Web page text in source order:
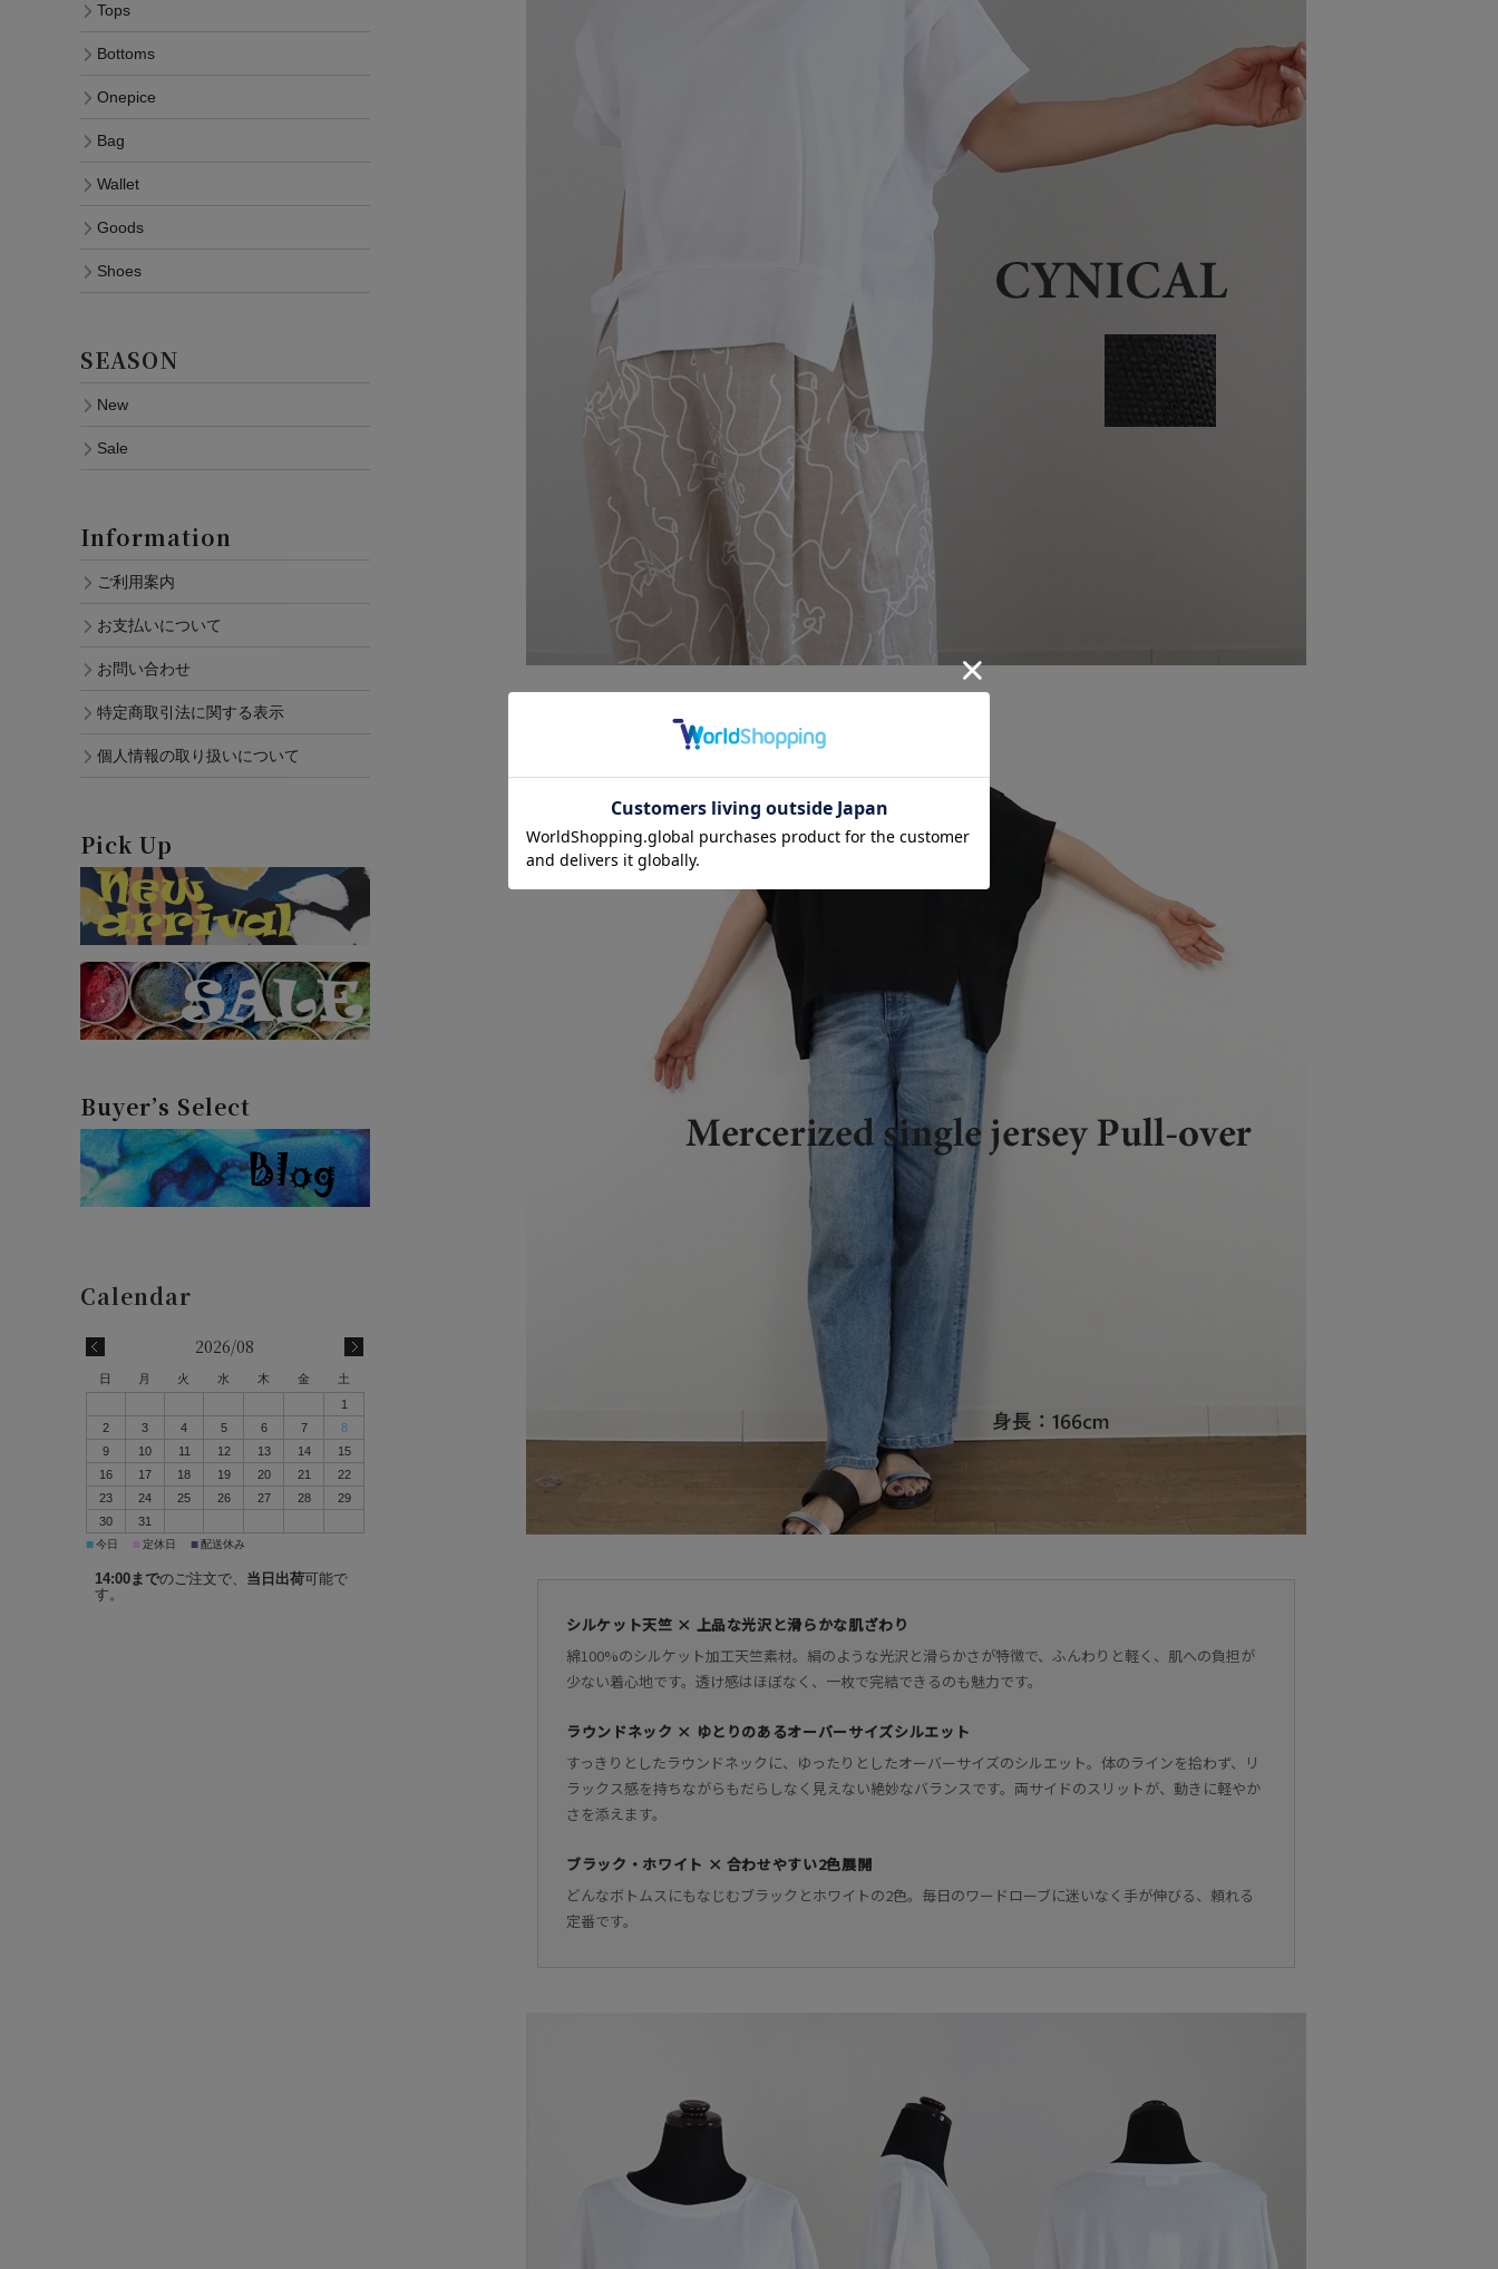
シルケット天竺 × 上品な光沢と滑らかな肌ざわり
綿100%のシルケット加工天竺素材。絹のような光沢と滑らかさが特徴で、ふんわりと軽く、肌への負担が
少ない着心地です。透け感はほぼなく、一枚で完結できるのも魅力です。
ラウンドネック × ゆとりのあるオーバーサイズシルエット
すっきりとしたラウンドネックに、ゆったりとしたオーバーサイズのシルエット。体のラインを拾わず、リ
ラックス感を持ちながらもだらしなく見えない絶妙なバランスです。両サイドのスリットが、動きに軽やか
さを添えます。
ブラック・ホワイト × 合わせやすい2色展開
どんなボトムスにもなじむブラックとホワイトの2色。毎日のワードローブに迷いなく手が伸びる、頼れる
定番です。
Tops
Bottoms
Onepice
Bag
Wallet
Goods
Shoes
SEASON
New
Sale
Information
ご利用案内
お支払いについて
お問い合わせ
特定商取引法に関する表示
個人情報の取り扱いについて
Pick Up
Buyer’s Select
2026/08
日 月 火 水 木 金
土
1
2
3 4 5 6 7
8
9
10 11 12 13 14
15
16
17 18 19 20 21
22
23
24 25 26 27 28
29
30
31
■今日 ■ 定休日 ■配送休み
14:00までのご注文で、 当日出荷可能で
す。